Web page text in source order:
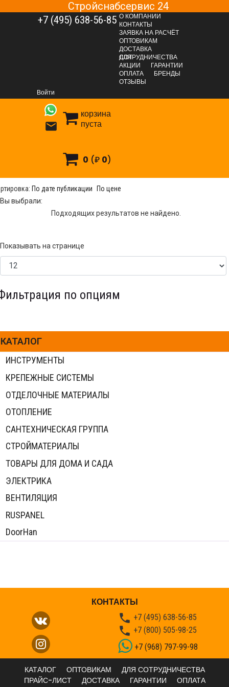
Стройснабсервис 24
+7 (495) 638-56-85 О КОМПАНИИ
КОНТАКТЫ
ЗАЯВКА НА РАСЧЁТ
ОПТОВИКАМ
ДОСТАВКА
ДЛЯ СОТРУДНИЧЕСТВА
АКЦИИ
ГАРАНТИИ
ОПЛАТА
БРЕНДЫ
ОТЗЫВЫ
Войти

корзина
пуста
0 (₽ 0)
Спецодежда Зимняя спецодежда
По дате публикации По цене
Вы выбрали:
Подходящих результатов не найдено.
Показывать на странице
по опциям
КАТАЛОГ
ИНСТРУМЕНТЫ
КРЕПЕЖНЫЕ СИСТЕМЫ
ОТДЕЛОЧНЫЕ МАТЕРИАЛЫ
ОТОПЛЕНИЕ
САНТЕХНИЧЕСКАЯ ГРУППА
СТРОЙМАТЕРИАЛЫ
ТОВАРЫ ДЛЯ ДОМА И САДА
ЭЛЕКТРИКА
ВЕНТИЛЯЦИЯ
RUSPANEL
DoorHan
КОНТАКТЫ
 +7 (495) 638-56-85
 +7 (800) 505-98-25
+7 (968) 797-99-98
КАТАЛОГ ОПТОВИКАМ
ДЛЯ СОТРУДНИЧЕСТВА
ПРАЙС-ЛИСТ
ДОСТАВКА ГАРАНТИИ ОПЛАТА